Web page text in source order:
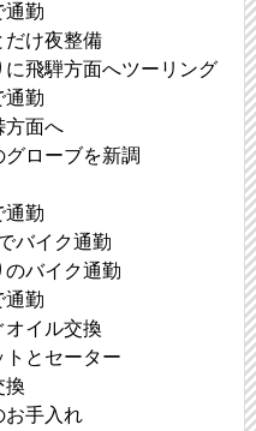
通勤
だけ夜整備
に飛騨方面へツーリング
通勤
方面へ
グローブを新調
通勤
バイク通勤
のバイク通勤
通勤
オイル交換
トとセーター
換
お手入れ